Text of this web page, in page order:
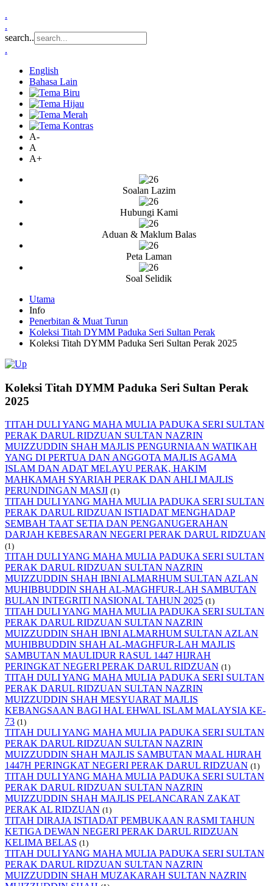
.
.
search..
.
English
Bahasa Lain
A-
A
A+
Soalan Lazim
Hubungi Kami
Aduan & Maklum Balas
Peta Laman
Soal Selidik
Utama
Info
Penerbitan & Muat Turun
Koleksi Titah DYMM Paduka Seri Sultan Perak
Koleksi Titah DYMM Paduka Seri Sultan Perak 2025
Koleksi Titah DYMM Paduka Seri Sultan Perak
2025
TITAH DULI YANG MAHA MULIA PADUKA SERI SULTAN
PERAK DARUL RIDZUAN SULTAN NAZRIN
MUIZZUDDIN SHAH MAJLIS PENGURNIAAN WATIKAH
YANG DI PERTUA DAN ANGGOTA MAJLIS AGAMA
ISLAM DAN ADAT MELAYU PERAK, HAKIM
MAHKAMAH SYARIAH PERAK DAN AHLI MAJLIS
PERUNDINGAN MASJI (1)
TITAH DULI YANG MAHA MULIA PADUKA SERI SULTAN
PERAK DARUL RIDZUAN ISTIADAT MENGHADAP
SEMBAH TAAT SETIA DAN PENGANUGERAHAN
DARJAH KEBESARAN NEGERI PERAK DARUL RIDZUAN
(1)
TITAH DULI YANG MAHA MULIA PADUKA SERI SULTAN
PERAK DARUL RIDZUAN SULTAN NAZRIN
MUIZZUDDIN SHAH IBNI ALMARHUM SULTAN AZLAN
MUHIBBUDDIN SHAH AL-MAGHFUR-LAH SAMBUTAN
BULAN INTEGRITI NASIONAL TAHUN 2025 (1)
TITAH DULI YANG MAHA MULIA PADUKA SERI SULTAN
PERAK DARUL RIDZUAN SULTAN NAZRIN
MUIZZUDDIN SHAH IBNI ALMARHUM SULTAN AZLAN
MUHIBBUDDIN SHAH AL-MAGHFUR-LAH MAJLIS
SAMBUTAN MAULIDUR RASUL 1447 HIJRAH
PERINGKAT NEGERI PERAK DARUL RIDZUAN (1)
TITAH DULI YANG MAHA MULIA PADUKA SERI SULTAN
PERAK DARUL RIDZUAN SULTAN NAZRIN
MUIZZUDDIN SHAH MESYUARAT MAJLIS
KEBANGSAAN BAGI HAL EHWAL ISLAM MALAYSIA KE-
73 (1)
TITAH DULI YANG MAHA MULIA PADUKA SERI SULTAN
PERAK DARUL RIDZUAN SULTAN NAZRIN
MUIZZUDDIN SHAH MAJLIS SAMBUTAN MAAL HIJRAH
1447H PERINGKAT NEGERI PERAK DARUL RIDZUAN (1)
TITAH DULI YANG MAHA MULIA PADUKA SERI SULTAN
PERAK DARUL RIDZUAN SULTAN NAZRIN
MUIZZUDDIN SHAH MAJLIS PELANCARAN ZAKAT
PERAK AL RIDZUAN (1)
TITAH DIRAJA ISTIADAT PEMBUKAAN RASMI TAHUN
KETIGA DEWAN NEGERI PERAK DARUL RIDZUAN
KELIMA BELAS (1)
TITAH DULI YANG MAHA MULIA PADUKA SERI SULTAN
PERAK DARUL RIDZUAN SULTAN NAZRIN
MUIZZUDDIN SHAH MUZAKARAH SULTAN NAZRIN